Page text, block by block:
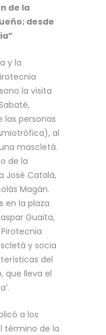
de la
desde
y la
la visita
las personas
al
mascletá.
de la
José Catalá,
Magán.
en la plaza
Guaita,
y socia
del
que lleva el
a los
término de la